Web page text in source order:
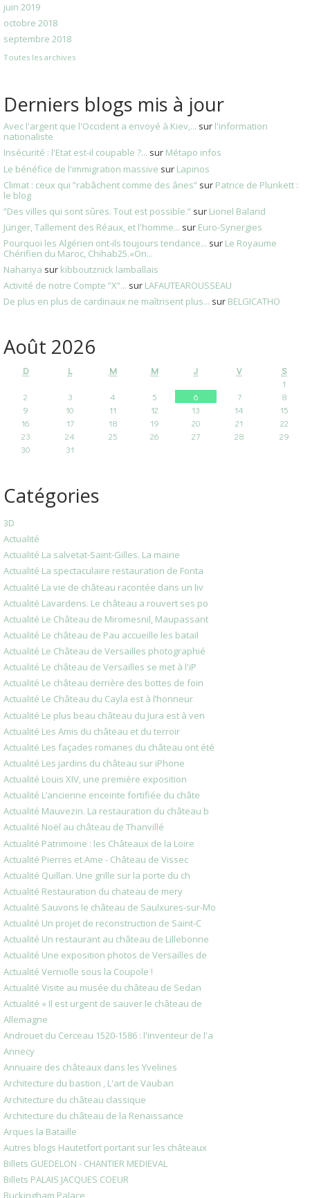
juin 2019
octobre 2018
septembre 2018
Toutes les archives
Derniers blogs mis à jour
Avec l'argent que l'Occident a envoyé à Kiev,... sur l'information
nationaliste
Insécurité : l'Etat est-il coupable ?... sur Métapo infos
Le bénéfice de l'immigration massive sur Lapinos
Climat : ceux qui ”rabâchent comme des ânes” sur Patrice de Plunkett :
le blog
”Des villes qui sont sûres. Tout est possible.” sur Lionel Baland
Jünger, Tallement des Réaux, et l'homme... sur Euro-Synergies
Pourquoi les Algérien ont-ils toujours tendance... sur Le Royaume
Chérifien du Maroc, Chihab25.«On...
Nahariya sur kibboutznick lamballais
Activité de notre Compte ”X”... sur LAFAUTEAROUSSEAU
De plus en plus de cardinaux ne maîtrisent plus... sur BELGICATHO
Août 2026
D L M M J V
S
1
2
3 4 5 6 7
8
9
10 11 12 13 14
15
16
17 18 19 20 21
22
23
24 25 26 27 28
29
30
31
Catégories
3D
Actualité
Actualité La salvetat-Saint-Gilles. La mairie
Actualité La spectaculaire restauration de Fonta
Actualité La vie de château racontée dans un liv
Actualité Lavardens. Le château a rouvert ses po
Actualité Le Château de Miromesnil, Maupassant
Actualité Le château de Pau accueille les batail
Actualité Le Château de Versailles photographié
Actualité Le château de Versailles se met à l'iP
Actualité Le château derrière des bottes de foin
Actualité Le Château du Cayla est à l’honneur
Actualité Le plus beau château du Jura est à ven
Actualité Les Amis du château et du terroir
Actualité Les façades romanes du château ont été
Actualité Les jardins du château sur iPhone
Actualité Louis XIV, une première exposition
Actualité L’ancienne enceinte fortifiée du châte
Actualité Mauvezin. La restauration du château b
Actualité Noël au château de Thanvillé
Actualité Patrimoine : les Châteaux de la Loire
Actualité Pierres et Ame - Château de Vissec
Actualité Quillan. Une grille sur la porte du ch
Actualité Restauration du chateau de mery
Actualité Sauvons le château de Saulxures-sur-Mo
Actualité Un projet de reconstruction de Saint-C
Actualité Un restaurant au château de Lillebonne
Actualité Une exposition photos de Versailles de
Actualité Verniolle sous la Coupole !
Actualité Visite au musée du château de Sedan
Actualité « Il est urgent de sauver le château de
Allemagne
Androuet du Cerceau 1520-1586 : l'inventeur de l'a
Annecy
Annuaire des châteaux dans les Yvelines
Architecture du bastion , L'art de Vauban
Architecture du château classique
Architecture du château de la Renaissance
Arques la Bataille
Autres blogs Hautetfort portant sur les châteaux
Billets GUEDELON - CHANTIER MEDIEVAL
Billets PALAIS JACQUES COEUR
Buckingham Palace